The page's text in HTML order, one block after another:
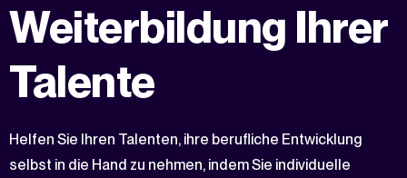
Weiterbildung Ihrer
Talente
Helfen Sie Ihren Talenten, ihre berufliche Entwicklung
selbst in die Hand zu nehmen, indem Sie individuelle